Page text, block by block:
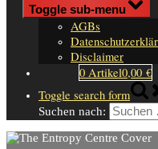
Impressum
Toggle sub-menu
AGBs
Disclaimer
0 Artikel0,00 €
Toggle search form
Suchen nach: